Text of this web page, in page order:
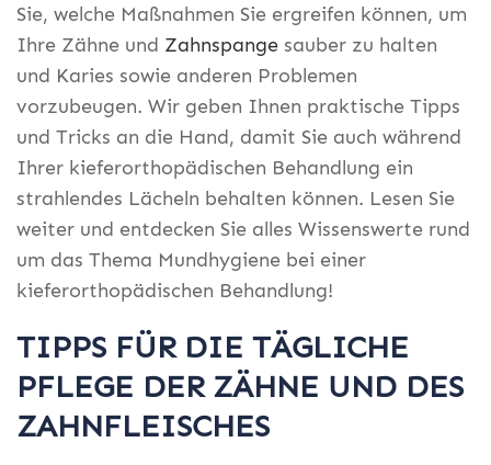
Sie, welche Maßnahmen Sie ergreifen können, um
Ihre Zähne und Zahnspange sauber zu halten
und Karies sowie anderen Problemen
vorzubeugen. Wir geben Ihnen praktische Tipps
und Tricks an die Hand, damit Sie auch während
Ihrer kieferorthopädischen Behandlung ein
strahlendes Lächeln behalten können. Lesen Sie
weiter und entdecken Sie alles Wissenswerte rund
um das Thema Mundhygiene bei einer
kieferorthopädischen Behandlung!
TIPPS FÜR DIE TÄGLICHE
PFLEGE DER ZÄHNE UND DES
ZAHNFLEISCHES